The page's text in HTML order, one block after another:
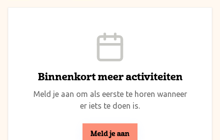
Binnenkort meer activiteiten
Meld je aan om als eerste te horen wanneer
er iets te doen is.
Meld je aan